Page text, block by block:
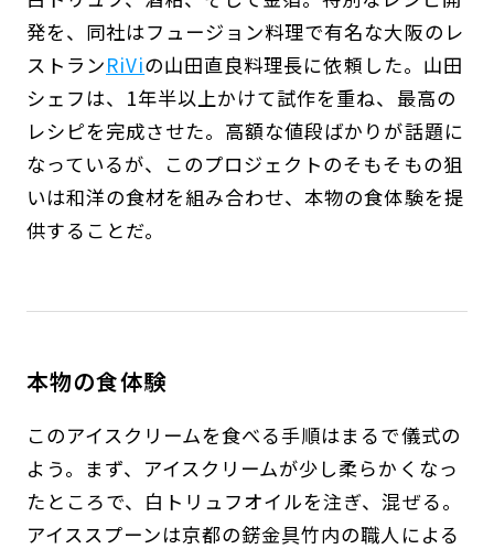
発を、同社はフュージョン料理で有名な大阪のレ
ストランRiViの山田直良料理長に依頼した。山田
シェフは、1年半以上かけて試作を重ね、最高の
レシピを完成させた。高額な値段ばかりが話題に
なっているが、このプロジェクトのそもそもの狙
いは和洋の食材を組み合わせ、本物の食体験を提
供することだ。
本物の食体験
このアイスクリームを食べる手順はまるで儀式の
よう。まず、アイスクリームが少し柔らかくなっ
たところで、白トリュフオイルを注ぎ、混ぜる。
アイススプーンは京都の錺金具竹内の職人による